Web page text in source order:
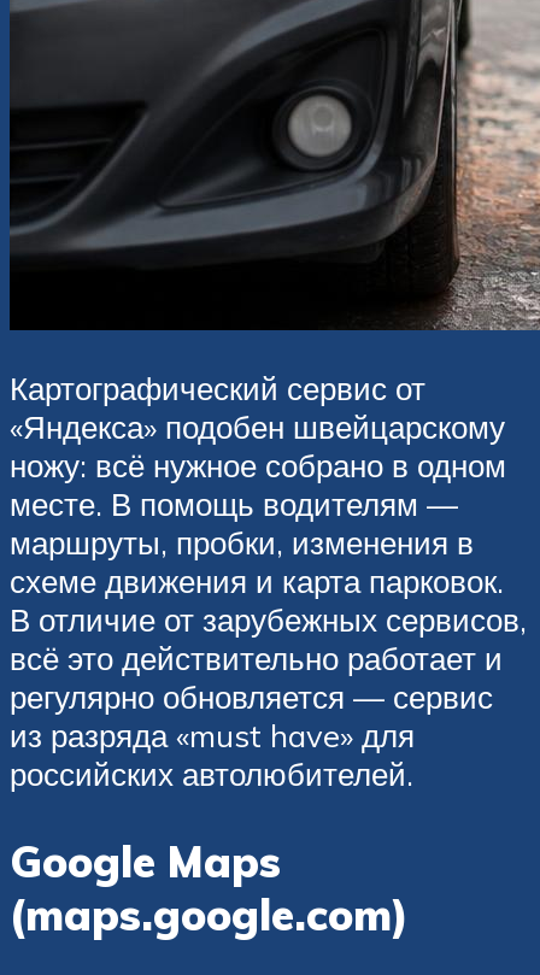
Картографический сервис от
«Яндекса» подобен швейцарскому
ножу: всё нужное собрано в одном
месте. В помощь водителям —
маршруты, пробки, изменения в
схеме движения и карта парковок.
В отличие от зарубежных сервисов,
всё это действительно работает и
регулярно обновляется — сервис
из разряда «must have» для
российских автолюбителей.
Google Maps
(maps.google.com)